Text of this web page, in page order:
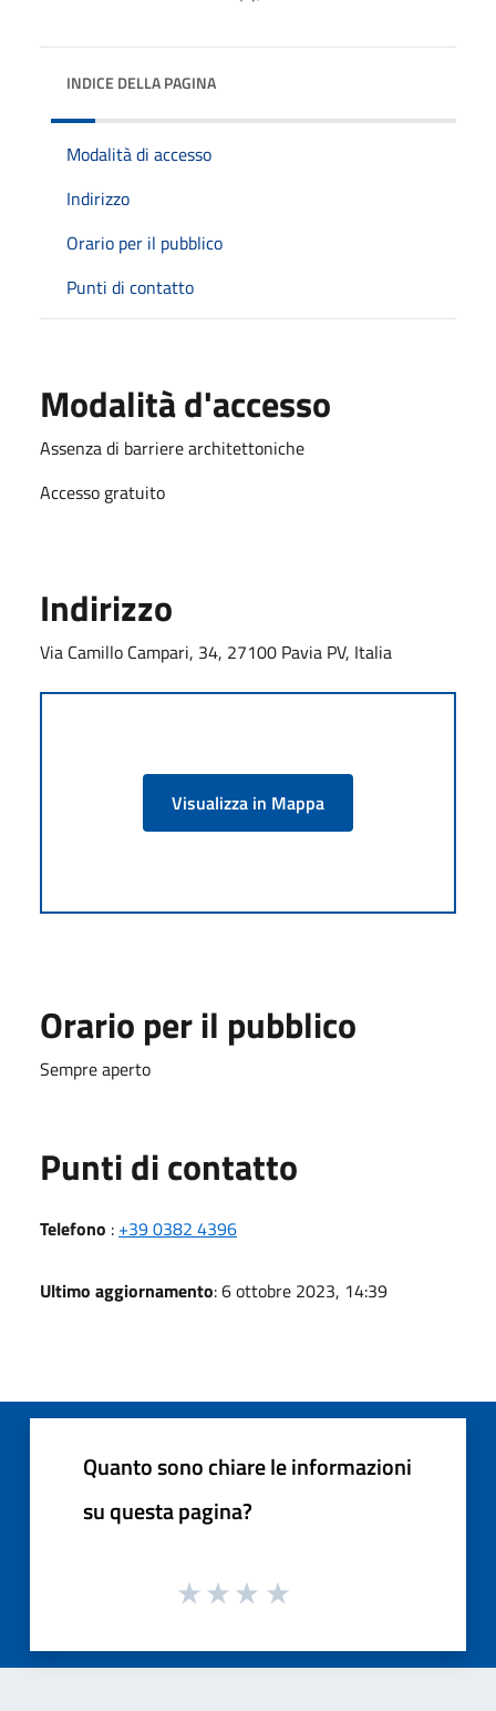
INDICE DELLA PAGINA
Modalità di accesso
Indirizzo
Orario per il pubblico
Punti di contatto
Modalità d'accesso
Assenza di barriere architettoniche
Accesso gratuito
Indirizzo
Via Camillo Campari, 34, 27100 Pavia PV, Italia
Visualizza in Mappa
Orario per il pubblico
Sempre aperto
Punti di contatto
Telefono : +39 0382 4396
Ultimo aggiornamento: 6 ottobre 2023, 14:39
Quanto sono chiare le informazioni
su questa pagina?